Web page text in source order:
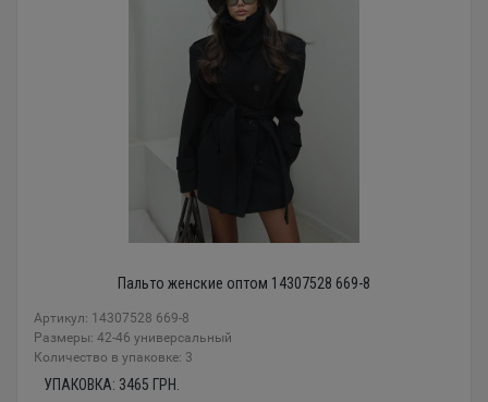
Пальто женские оптом 14307528 669-8
Артикул: 14307528 669-8
Размеры: 42-46 универсальный
Количество в упаковке: 3
УПАКОВКА: 3465 ГРН.